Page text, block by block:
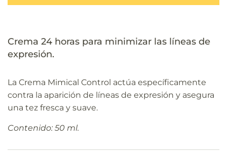
Crema 24 horas para minimizar las líneas de
expresión.
La Crema Mimical Control actúa específicamente
contra la aparición de líneas de expresión y asegura
una tez fresca y suave.
Contenido: 50 ml.